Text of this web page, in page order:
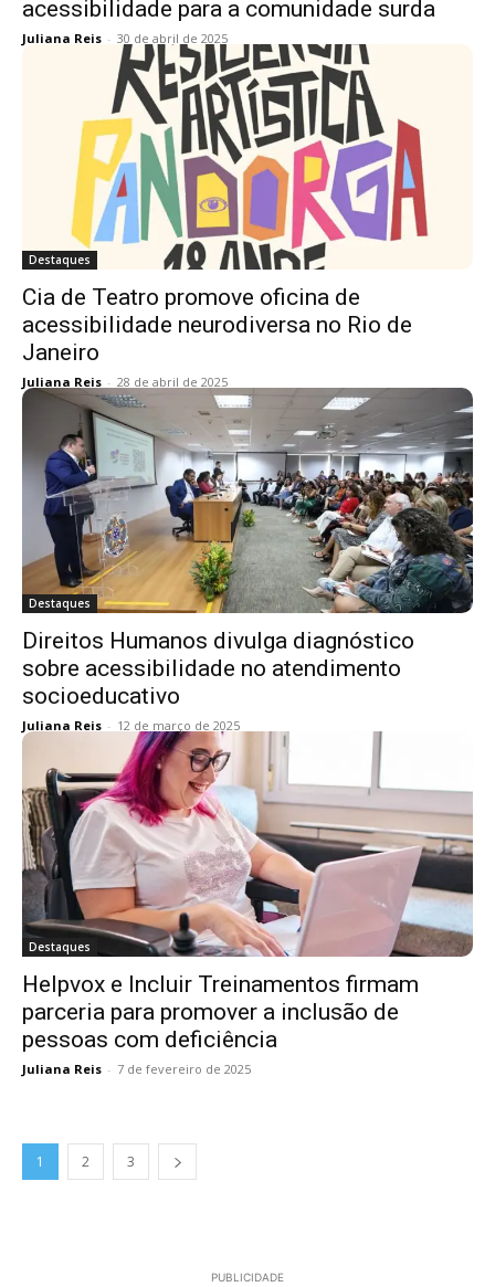
acessibilidade para a comunidade surda
Juliana Reis - 30 de abril de 2025
Destaques
Cia de Teatro promove oficina de
acessibilidade neurodiversa no Rio de
Janeiro
Juliana Reis - 28 de abril de 2025
Destaques
Direitos Humanos divulga diagnóstico
sobre acessibilidade no atendimento
socioeducativo
Juliana Reis - 12 de março de 2025
Destaques
Helpvox e Incluir Treinamentos firmam
parceria para promover a inclusão de
pessoas com deficiência
Juliana Reis - 7 de fevereiro de 2025
1 2 3
PUBLICIDADE